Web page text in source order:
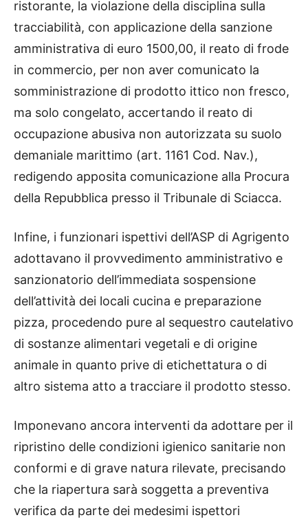
ristorante, la violazione della disciplina sulla
tracciabilità, con applicazione della sanzione
amministrativa di euro 1500,00, il reato di frode
in commercio, per non aver comunicato la
somministrazione di prodotto ittico non fresco,
ma solo congelato, accertando il reato di
occupazione abusiva non autorizzata su suolo
demaniale marittimo (art. 1161 Cod. Nav.),
redigendo apposita comunicazione alla Procura
della Repubblica presso il Tribunale di Sciacca.
Infine, i funzionari ispettivi dell’ASP di Agrigento
adottavano il provvedimento amministrativo e
sanzionatorio dell’immediata sospensione
dell’attività dei locali cucina e preparazione
pizza, procedendo pure al sequestro cautelativo
di sostanze alimentari vegetali e di origine
animale in quanto prive di etichettatura o di
altro sistema atto a tracciare il prodotto stesso.
Imponevano ancora interventi da adottare per il
ripristino delle condizioni igienico sanitarie non
conformi e di grave natura rilevate, precisando
che la riapertura sarà soggetta a preventiva
verifica da parte dei medesimi ispettori